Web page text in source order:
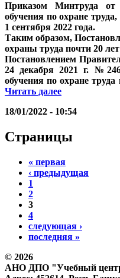
Приказом Минтруда
обучения по охране
1 сентября 2022 года.
Таким образом,
охраны труда почти 20
Постановлением
24 декабря 2021 г.
обучения по охране
Читать далее
18/01/2022 - 10:54
Страницы
« первая
‹ предыдущая
1
2
3
4
следующая ›
последняя »
© 2026
АНО ДПО "Учебный